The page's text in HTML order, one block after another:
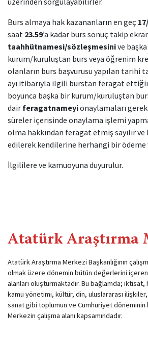
Burs almaya hak kazananların en geç
saat 23.59’a kadar burs sonuç takip
taahhütnamesi/sözleşmesinive
kurum/kuruluştan burs veya öğrenim
olanların burs başvurusu yapılan tarihi
ayı itibarıyla ilgili burstan feragat
boyunca başka bir kurum/kuruluştan
dair feragatnameyionaylamaları
süreler içerisinde onaylama işlemi
olma hakkından feragat etmiş sayılır
edilerek kendilerine herhangi bir ödeme
İlgililere ve kamuoyuna duyurulur.
Atatürk Araştırma
Atatürk Araştırma Merkezi Başkanlığının
olmak üzere dönemin bütün değerlerini
alanları oluşturmaktadır. Bu bağlamda;
kamu yönetimi, kültür, din, uluslararası
sanat gibi toplumun ve Cumhuriyet
Merkezin çalışma alanı kapsamındadır.